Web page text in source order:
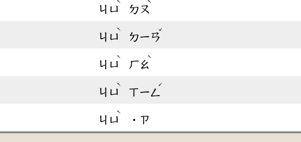
ㄐㄩ
ˋ
ㄉㄡ
ˋ
ㄐㄩ
ˋ
ㄉㄧㄢ
ˇ
ㄐㄩ
ˋ
ㄏㄠ
ˋ
ㄐㄩ
ˋ
ㄒㄧㄥ
ˊ
ㄐㄩ
ˋ
˙ㄗ